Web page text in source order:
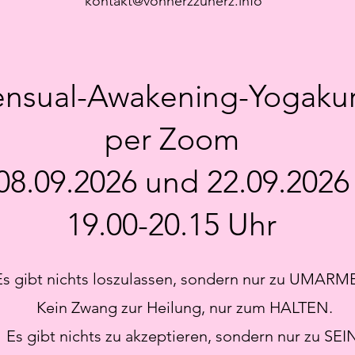
Awakening-
per Zoom
und 22.09.2026
19.00-20.15 Uhr
gibt nichts loszulassen, sondern nur zu
Kein Zwang zur Heilung, nur zum HALTEN.
Es gibt nichts zu akzeptieren, sondern nur zu